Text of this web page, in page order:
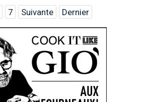
7 Suivante Dernier